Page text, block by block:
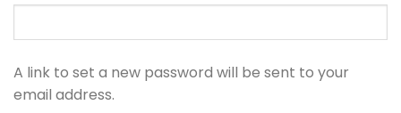
A link to set a new password will be sent to your
email address.